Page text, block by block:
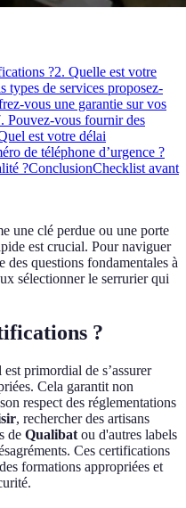
?2. Quelle est votre
types de services proposez-
vous une garantie sur vos
Pouvez-vous fournir des
est votre délai
de téléphone d’urgence ?
?ConclusionChecklist avant
une clé perdue ou une porte
est crucial. Pour naviguer
questions fondamentales à
sélectionner le serrurier qui
?
primordial de s’assurer
Cela garantit non
respect des réglementations
, rechercher des artisans
de Qualibat ou d'autres labels
Ces certifications
formations appropriées et